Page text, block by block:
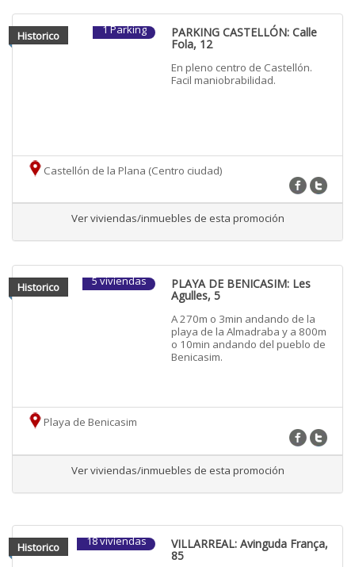
1 Parking PARKING CASTELLÓN: Calle
Fola, 12
En pleno centro de Castellón.
Facil maniobrabilidad.
Castellón de la Plana (Centro ciudad)
Ver viviendas/inmuebles de esta promoción
Historico
5 viviendas PLAYA DE BENICASIM: Les
Agulles, 5
A 270m o 3min andando de la
playa de la Almadraba y a 800m
o 10min andando del pueblo de
Benicasim.
Playa de Benicasim
Ver viviendas/inmuebles de esta promoción
Historico
18 viviendas VILLARREAL: Avinguda França,
85
Historico